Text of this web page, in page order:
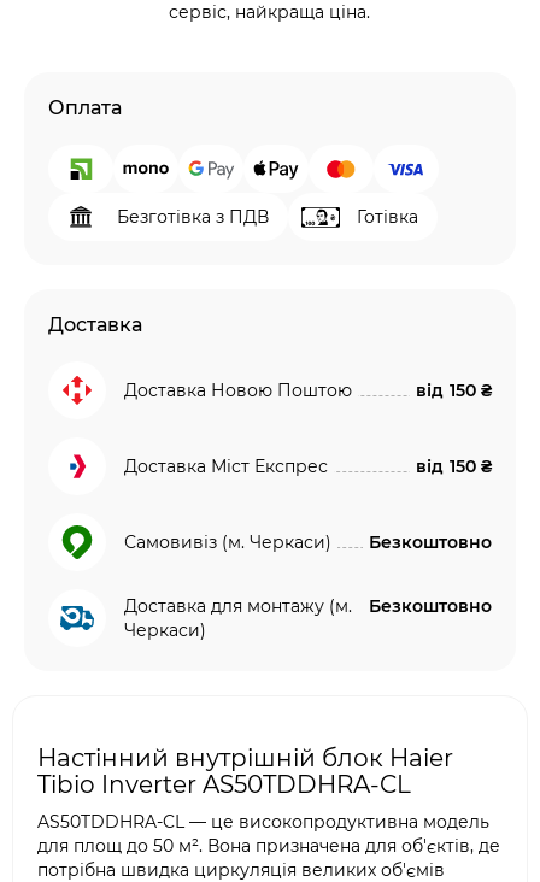
сервіс, найкраща ціна.
Оплата
Безготівка з ПДВ Готівка
Доставка
Доставка Новою Поштою від 150 ₴
Доставка Міст Експрес від 150 ₴
Самовивіз (м. Черкаси) Безкоштовно
Доставка для монтажу (м.
Черкаси)
Безкоштовно
Настінний внутрішній блок Haier
Tibio Inverter AS50TDDHRA-CL
AS50TDDHRA-CL — це високопродуктивна модель
для площ до 50 м². Вона призначена для об'єктів, де
потрібна швидка циркуляція великих об'ємів